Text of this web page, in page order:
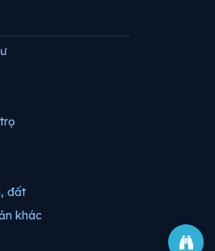
đất
khác